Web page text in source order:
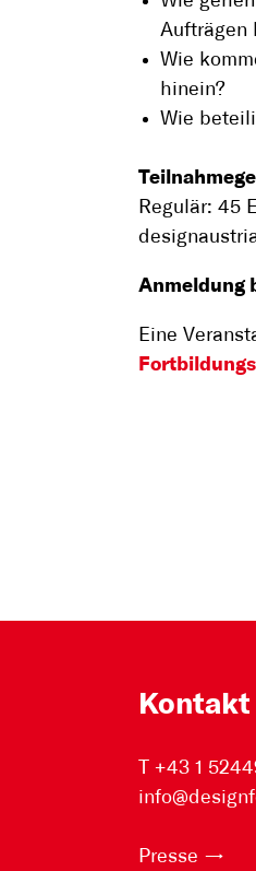
Aufträgen
Wie
hinein?
Wie
Regulär: 45
Anmeldung
Eine
Kontakt
T +43 1
Presse